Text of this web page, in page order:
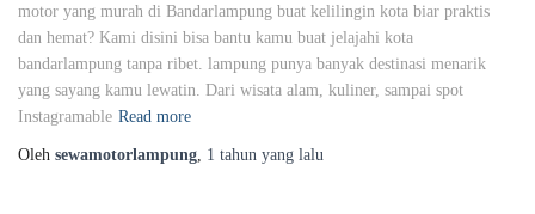
motor yang murah di Bandarlampung buat kelilingin kota biar praktis
dan hemat? Kami disini bisa bantu kamu buat jelajahi kota
bandarlampung tanpa ribet. lampung punya banyak destinasi menarik
yang sayang kamu lewatin. Dari wisata alam, kuliner, sampai spot
Instagramable Read more
Oleh sewamotorlampung 1 tahun yang lalu